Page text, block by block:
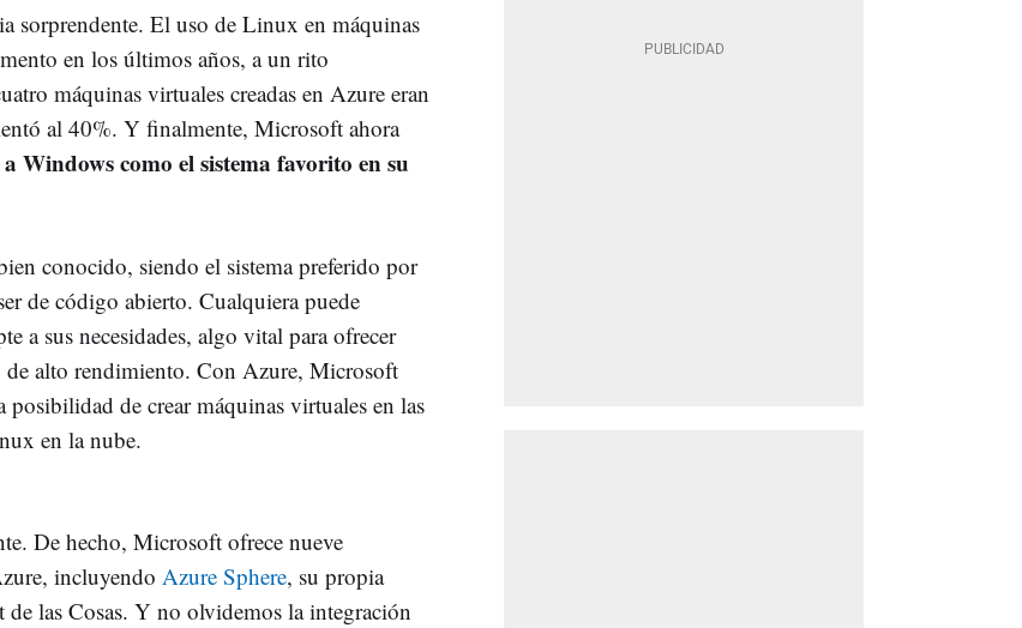
sorprendente. El uso de Linux en máquinas
en los últimos años, a un rito
máquinas virtuales creadas en Azure eran
al 40%. Y finalmente, Microsoft ahora
Windows como el sistema favorito en su
conocido, siendo el sistema preferido por
de código abierto. Cualquiera puede
a sus necesidades, algo vital para ofrecer
de alto rendimiento. Con Azure, Microsoft
posibilidad de crear máquinas virtuales en las
en la nube.
De hecho, Microsoft ofrece nueve
incluyendo Azure Sphere, su propia
las Cosas. Y no olvidemos la integración